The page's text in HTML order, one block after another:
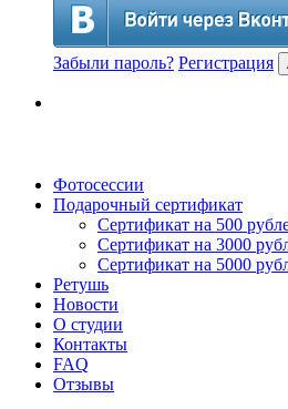
Забыли пароль? Регистрация
Фотосессии
Подарочный сертификат
Сертификат на 500
Сертификат на 3000
Сертификат на 5000
Ретушь
Новости
О студии
Контакты
FAQ
Отзывы